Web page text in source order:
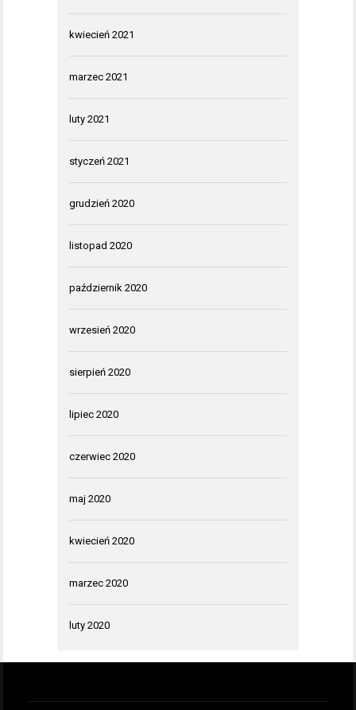
kwiecień 2021
marzec 2021
luty 2021
styczeń 2021
grudzień 2020
listopad 2020
październik 2020
wrzesień 2020
sierpień 2020
lipiec 2020
czerwiec 2020
maj 2020
kwiecień 2020
marzec 2020
luty 2020